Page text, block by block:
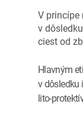
V princípe
v
ciest od
Hlavným
v dôsledku
lito-